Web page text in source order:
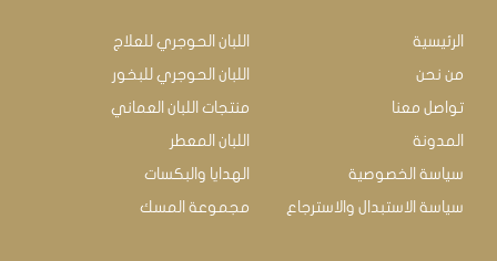
الرئيسية
من نحن
تواصل معنا
المدونة
سياسة الخصوصية
سياسة الاستبدال والاسترجاع
اللبان الحوجري للعلاج
اللبان الحوجري للبخور
منتجات اللبان العماني
اللبان المعطر
الهدايا والبكسات
مجموعة المسك